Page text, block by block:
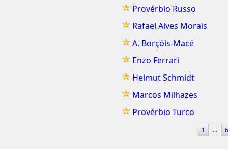
Provérbio Russo
Rafael Alves Morais
A. Borçóis-Macé
Enzo Ferrari
Helmut Schmidt
Marcos Milhazes
Provérbio Turco
1 ...